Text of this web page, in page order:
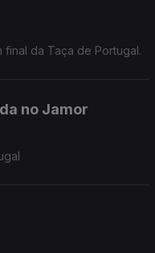
da Taça de Portugal.
no Jamor